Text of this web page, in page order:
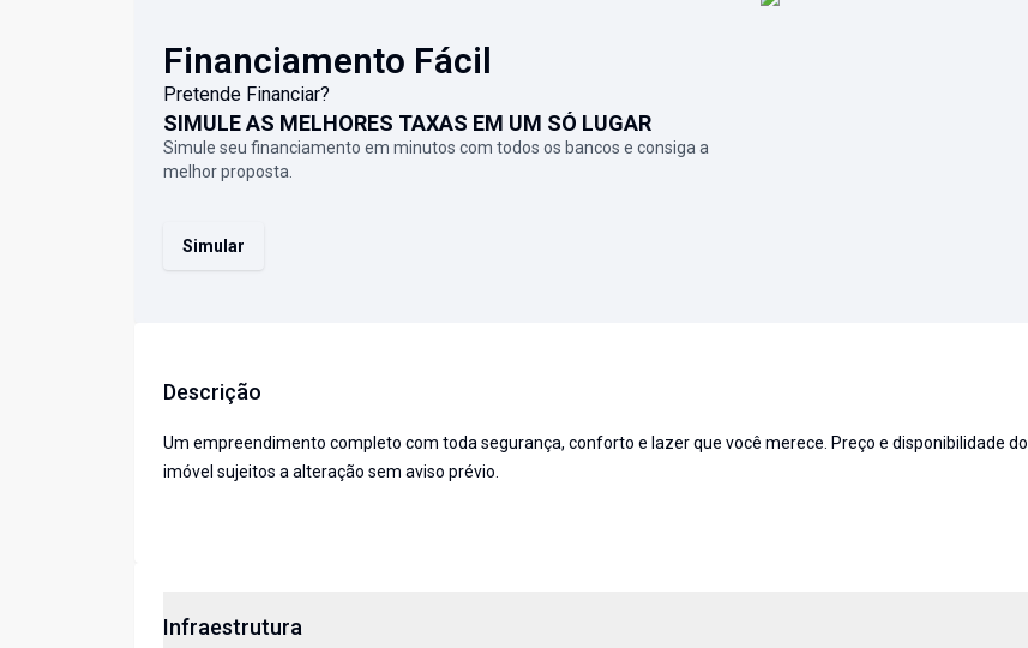
Financiamento Fácil
Pretende Financiar?
SIMULE AS MELHORES TAXAS EM UM SÓ LUGAR
Simule seu financiamento em minutos com todos os bancos e consiga a
melhor proposta.
Simular
Descrição
Um empreendimento completo com toda segurança, conforto e lazer que você merece. Preço e disponibilidade do
imóvel sujeitos a alteração sem aviso prévio.
Infraestrutura